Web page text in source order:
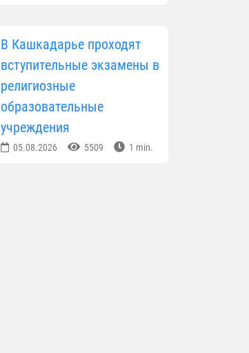
В Кашкадарье проходят
вступительные экзамены в
религиозные
образовательные
учреждения
05.08.2026 5509 1 min.